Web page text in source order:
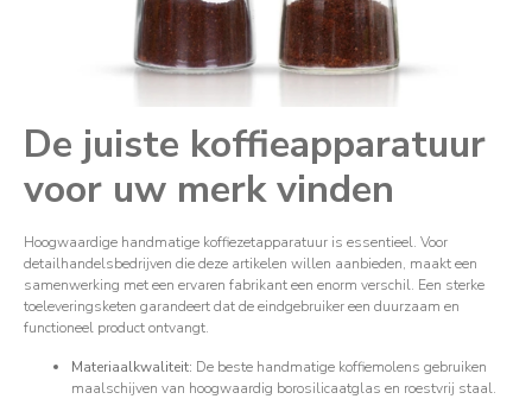
De juiste koffieapparatuur
voor uw merk vinden
Hoogwaardige handmatige koffiezetapparatuur is essentieel. Voor
detailhandelsbedrijven die deze artikelen willen aanbieden, maakt een
samenwerking met een ervaren fabrikant een enorm verschil. Een sterke
toeleveringsketen garandeert dat de eindgebruiker een duurzaam en
functioneel product ontvangt.
Materiaalkwaliteit: De beste handmatige koffiemolens gebruiken
maalschijven van hoogwaardig borosilicaatglas en roestvrij staal.